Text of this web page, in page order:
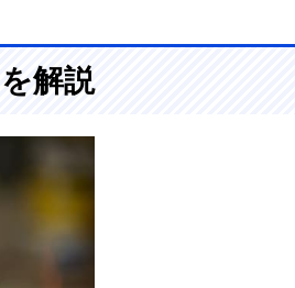
解説